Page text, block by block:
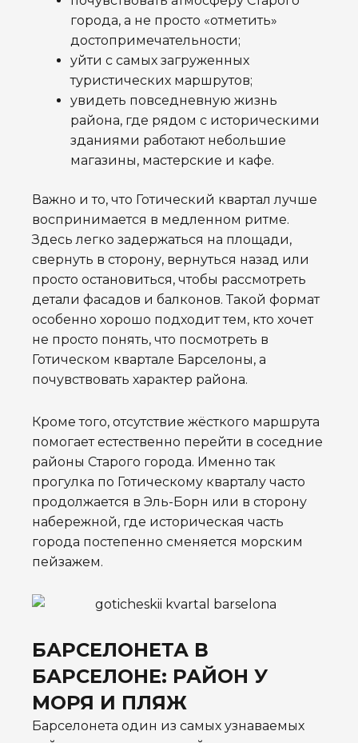
города, а не просто «отметить»
достопримечательности;
уйти с самых загруженных
туристических маршрутов;
увидеть повседневную жизнь
района, где рядом с историческими
зданиями работают небольшие
магазины, мастерские и кафе.
Важно и то, что Готический квартал лучше
воспринимается в медленном ритме.
Здесь легко задержаться на площади,
свернуть в сторону, вернуться назад или
просто остановиться, чтобы рассмотреть
детали фасадов и балконов. Такой формат
особенно хорошо подходит тем, кто хочет
не просто понять, что посмотреть в
Готическом квартале Барселоны, а
почувствовать характер района.
Кроме того, отсутствие жёсткого маршрута
помогает естественно перейти в соседние
районы Старого города. Именно так
прогулка по Готическому кварталу часто
продолжается в Эль-Борн или в сторону
набережной, где историческая часть
города постепенно сменяется морским
пейзажем.
БАРСЕЛОНЕТА В
БАРСЕЛОНЕ: РАЙОН У
МОРЯ И ПЛЯЖ
Барселонета один из самых узнаваемых